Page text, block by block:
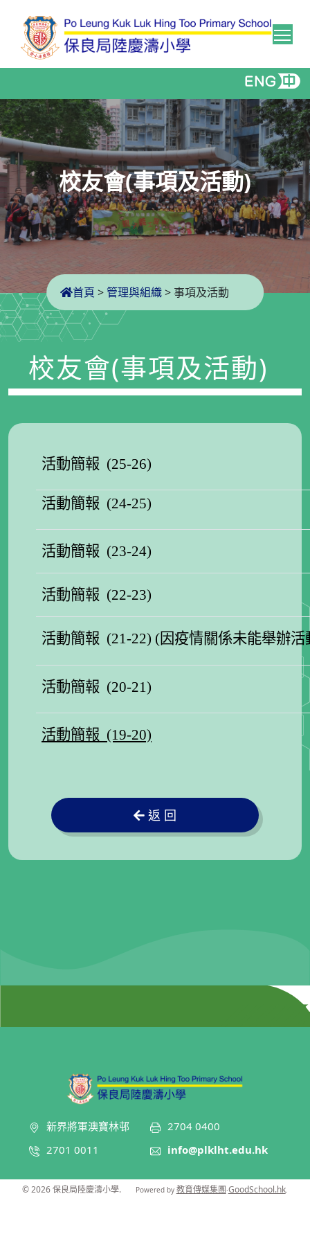
校友會(事項及活動)
首頁 > 管理與組織>事項及活動
校友會(事項及活動)
活動簡報 (25-26)
活動簡報 (24-25)
活動簡報 (23-24)
活動簡報 (22-23)
活動簡報 (21-22) (因疫情關係未能舉辦活
活動簡報 (20-21)
活動簡報 (19-20)
返 回
新界將軍澳寶林邨
2701 0011
2704 0400
info@plklht.edu.hk
© 2026保良局陸慶濤小學. Powered by 教育傳媒集團‧GoodSchool.hk.